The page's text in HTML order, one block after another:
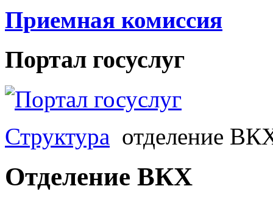
Приемная комиссия
Портал госуслуг
Структура отделение
Отделение ВКХ